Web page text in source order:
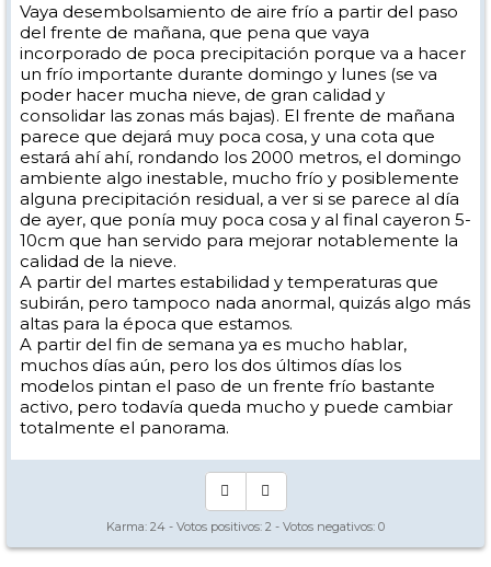
Vaya desembolsamiento de aire frío a partir del paso
del frente de mañana, que pena que vaya
incorporado de poca precipitación porque va a hacer
un frío importante durante domingo y lunes (se va
poder hacer mucha nieve, de gran calidad y
consolidar las zonas más bajas). El frente de mañana
parece que dejará muy poca cosa, y una cota que
estará ahí ahí, rondando los 2000 metros, el domingo
ambiente algo inestable, mucho frío y posiblemente
alguna precipitación residual, a ver si se parece al día
de ayer, que ponía muy poca cosa y al final cayeron 5-
10cm que han servido para mejorar notablemente la
calidad de la nieve.
A partir del martes estabilidad y temperaturas que
subirán, pero tampoco nada anormal, quizás algo más
altas para la época que estamos.
A partir del fin de semana ya es mucho hablar,
muchos días aún, pero los dos últimos días los
modelos pintan el paso de un frente frío bastante
activo, pero todavía queda mucho y puede cambiar
totalmente el panorama.
Karma: 24 - Votos positivos: 2 - Votos negativos: 0